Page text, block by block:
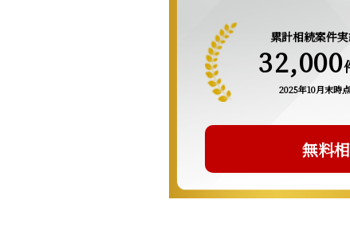
累計相続案件
32,000
2025年10月末時点
無料